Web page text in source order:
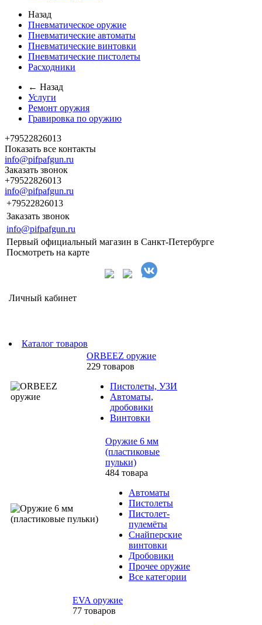
Назад
Пневматическое оружие
Пневматические автоматы
Пневматические винтовки
Пневматические пистолеты
Расходники
← Назад
Услуги
Ремонт оружия
Гравировка по оружию
+79522826013
Показать все контакты
info@pifpafgun.ru
Заказать звонок
+79522826013
info@pifpafgun.ru
+79522826013
Заказать звонок
info@pifpafgun.ru
Первый официальный магазин в Санкт-Петербурге
Посмотреть на карте
Личный кабинет
Каталог товаров
ORBEEZ оружие
229 товаров
Пистолеты, УЗИ
Автоматы,
дробовики
Винтовки
Оружие 6 мм
(пластиковые
пульки)
484 товара
Автоматы
Пистолеты
Пистолет-
пулемёты
Снайперские
винтовки
Дробовики
Прочее оружие
Все категории
EVA оружие
77 товаров